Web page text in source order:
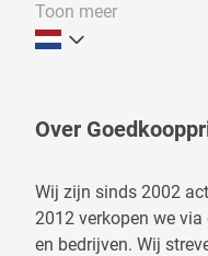
Toon meer
Over
Wij zijn sinds 2002
2012 verkopen we
en bedrijven. Wij